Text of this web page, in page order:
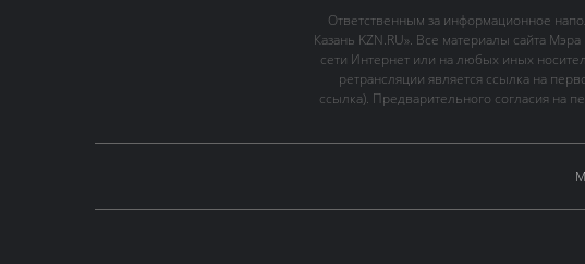
Ответственным за информационное
Казань KZN.RU». Все материалы сайта
сети Интернет или на любых иных
ретрансляции является ссылка на
ссылка). Предварительного согласия на